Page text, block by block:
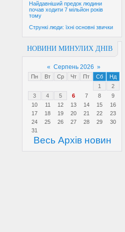
Найдавніший предок людини
почав ходити 7 мільйон років
тому
Стрункі люди: їхні основні звички
НОВИНИ МИНУЛИХ ДНІВ
« Серпень 2026 »
Пн Вт Ср Чт Пт Сб
Нд
1
2
3
4 5 6 7 8
9
10
11 12 13 14 15
16
17
18 19 20 21 22
23
24
25 26 27 28 29
30
31
Весь Архів новин